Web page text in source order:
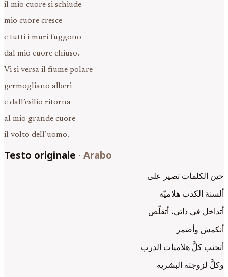
il mio cuore si schiude
mio cuore cresce
e tutti i muri fuggono
dal mio cuore chiuso.
Vi si versa il fiume polare
germogliano alberi
e dall’esilio ritorna
al mio grande cuore
il volto dell’uomo.
Testo originale · Arabo
حين الكلمات تصير على
ألسنة الكذب هلاميّه
أتداخل في ذاتي، أتقلّص
أنكمش وأضمر
أتجنب كلَّ هلاميات الدرب
وكلَّ لزوجته البشريه